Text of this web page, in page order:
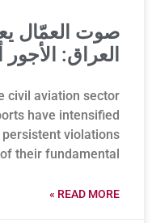
صوت العمّال
العراق: الأجور
civil aviation sector
have intensified
violations
of their fundamental
READ MORE »